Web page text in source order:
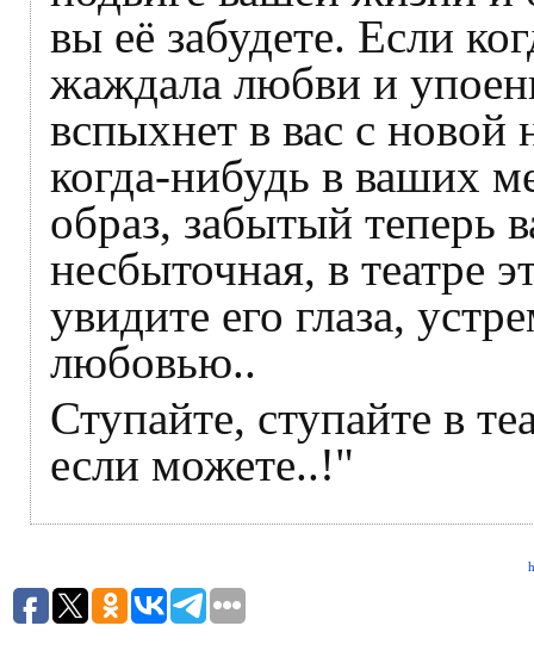
вы её забудете. Если
жаждала любви и
вспыхнет в вас с
когда-нибудь в ваших
образ, забытый теперь
несбыточная, в театре
увидите его глаза,
любовью..
Ступайте, ступайте в
если можете..!"